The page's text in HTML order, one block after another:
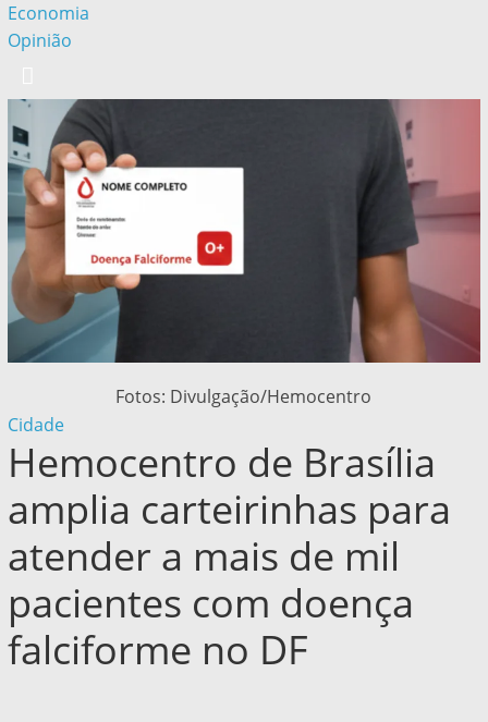
Economia
Opinião
Fotos: Divulgação/Hemocentro
Cidade
Hemocentro de Brasília
amplia carteirinhas para
atender a mais de mil
pacientes com doença
falciforme no DF